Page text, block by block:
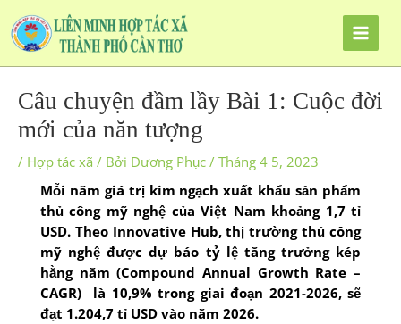
tới
nội
dung
Câu chuyện đầm lầy Bài 1: Cuộc đời
mới của năn tượng
/ Hợp tác xã / Bởi Dương Phục / Tháng 4 5, 2023
Mỗi năm giá trị kim ngạch xuất khẩu sản phẩm
thủ công mỹ nghệ của Việt Nam khoảng 1,7 tỉ
USD. Theo Innovative Hub, thị trường thủ công
mỹ nghệ được dự báo tỷ lệ tăng trưởng kép
hằng năm (Compound Annual Growth Rate –
CAGR) là 10,9% trong giai đoạn 2021-2026, ​​sẽ
đạt 1.204,7 tỉ USD vào năm 2026.